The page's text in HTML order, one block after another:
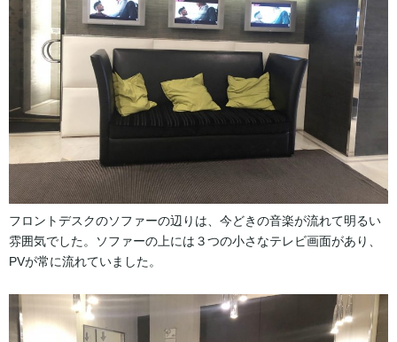
フロントデスクのソファーの辺りは、今どきの音楽が流れて明るい
雰囲気でした。ソファーの上には３つの小さなテレビ画面があり、
PVが常に流れていました。